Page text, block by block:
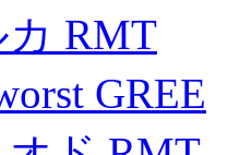
RMT
GREE